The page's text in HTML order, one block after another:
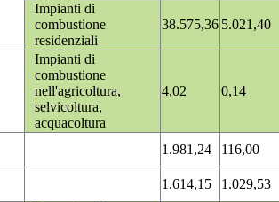
Impianti di
combustione
residenziali
38.575,36 5.021,40
Impianti di
combustione
nell'agricoltura,
selvicoltura,
acquacoltura
4,02 0,14
1.981,24
116,00
1.614,15
1.029,53